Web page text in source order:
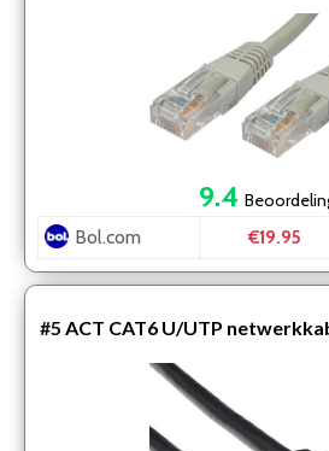
9.4
Bol.com €19.95
#5 ACT CAT6 U/UTP